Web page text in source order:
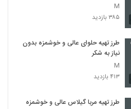
M
۳۸۵ بازدید
طرز تهیه حلوای عالی و خوشمزه بدون
نیاز به شکر
M
۴۱۳ بازدید
طرز تهیه مربا گیلاس عالی و خوشمزه